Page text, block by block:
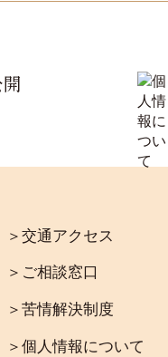
＞交通アクセス
＞ご相談窓口
＞苦情解決制度
＞個人情報について